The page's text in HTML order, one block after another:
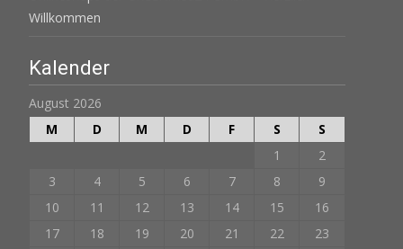
Willkommen
Kalender
August 2026
M
D M D F S
S
1
2
3
4 5 6 7 8
9
10
11 12 13 14 15
16
17
18 19 20 21 22
23